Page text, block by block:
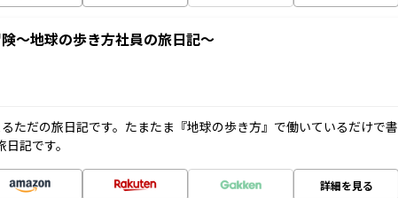
～地球の歩き方社員の旅日記～
ただの旅日記です。たまたま『地球の歩き方』で働いているだけで書
記です。
詳細を見る